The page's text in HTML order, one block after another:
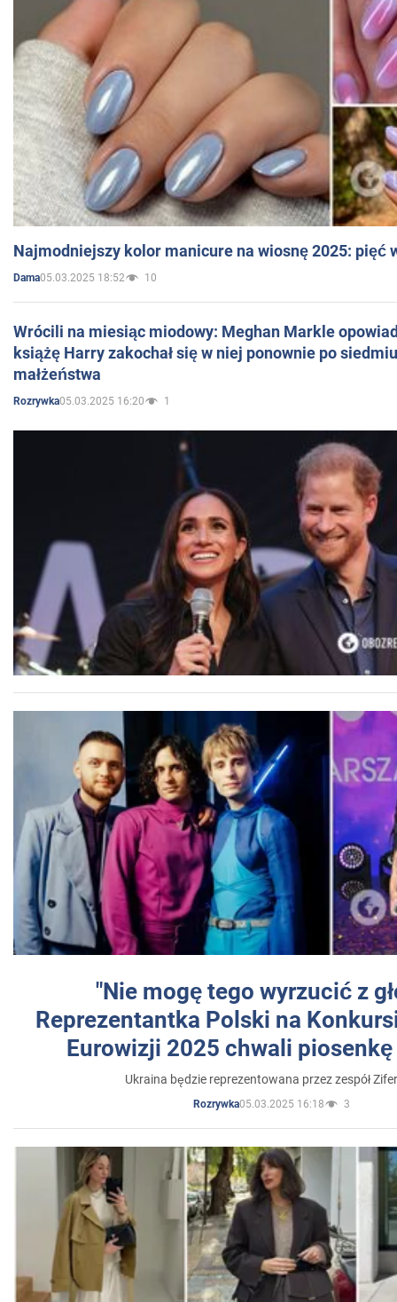
Najmodniejszy kolor manicure na wiosnę 2025: pięć
Dama05.03.2025 18:52 10
Wrócili na miesiąc miodowy: Meghan Markle
książę Harry zakochał się w niej ponownie po
małżeństwa
Rozrywka05.03.2025 16:20 1
"Nie mogę tego wyrzucić z
Reprezentantka Polski na
Eurowizji 2025 chwali
Ukraina będzie reprezentowana przez zespół
Rozrywka05.03.2025 16:18 3